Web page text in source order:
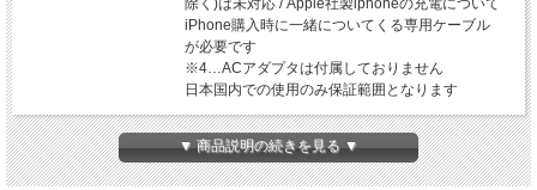
除く)は未対応 / Apple社製iphoneの充電について
iPhone購入時に一緒についてくる専用ケーブル
が必要です
※4…ACアダプタは付属しておりません
日本国内での使用のみ保証範囲となります
▼ 商品説明の続きを見る ▼